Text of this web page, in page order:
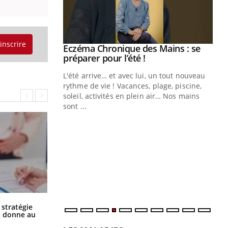
stratégie
donne au que se passe-t-il dans le sud de la
: et si on
les soignants.
Youtube
Eczéma Chronique des Mains : se
préparer pour l’été !Youtube
L'été arrive… et avec lui, un tout nouveau
rythme de vie ! Vacances, plage, piscine,
soleil, activités en plein air… Nos mains
sont ...